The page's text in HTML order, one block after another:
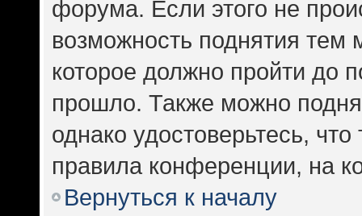
форума. Если этого не
возможность поднятия тем
которое должно пройти до
прошло. Также можно
однако удостоверьтесь,
правила конференции, на
Вернуться к началу